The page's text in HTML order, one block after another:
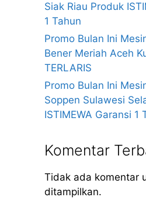
Siak Riau Produk
1 Tahun
Promo Bulan Ini
Bener Meriah Aceh
TERLARIS
Promo Bulan Ini
Soppen Sulawesi
ISTIMEWA Garansi 1
Komentar
Tidak ada komentar
ditampilkan.